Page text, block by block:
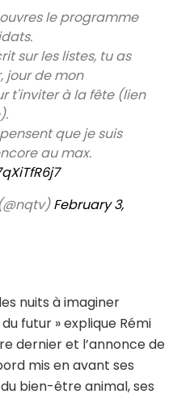
le programme
sur les listes, tu as
jour de mon
t'inviter à la fête (lien
que je suis
au max.
February 3,
nuits à imaginer
futur » explique Rémi
dernier et l’annonce de
mis en avant ses
bien-être animal, ses